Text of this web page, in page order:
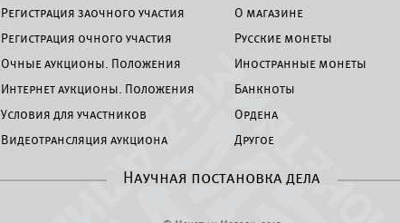
Регистрация заочного участия
Регистрация очного участия
Очные аукционы. Положения
Интернет аукционы. Положения
Условия для участников
Видеотрансляция аукциона
О магазине
Русские монеты
Иностранные монеты
Банкноты
Ордена
Другое
Научная постановка дела